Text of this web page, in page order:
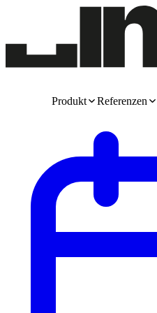
Produkt Referenzen